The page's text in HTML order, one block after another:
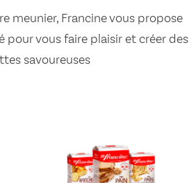
meunier, Francine vous propose
vous faire plaisir et créer des
savoureuses